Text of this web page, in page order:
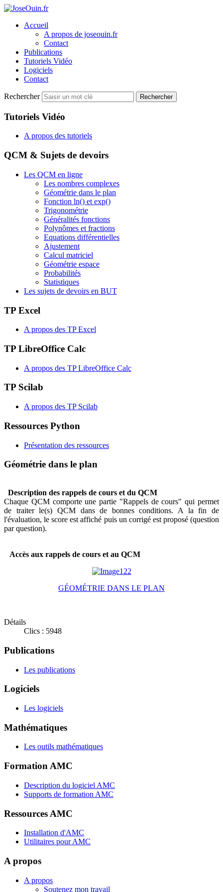
Accueil
A propos de joseouin.fr
Contact
Publications
Tutoriels Vidéo
Logiciels
Contact
Rechercher Rechercher
Tutoriels Vidéo
A propos des tutoriels
QCM & Sujets de devoirs
Les QCM en ligne
Les nombres complexes
Géométrie dans le plan
Fonction ln() et exp()
Trigonométrie
Généralités fonctions
Polynômes et fractions
Equations différentielles
Ajustement
Calcul matriciel
Géométrie espace
Probabilités
Statistiques
Les sujets de devoirs en BUT
TP Excel
A propos des TP Excel
TP LibreOffice Calc
A propos des TP LibreOffice Calc
TP Scilab
A propos des TP Scilab
Ressources Python
Présentation des ressources
Géométrie dans le plan
Description des rappels de cours et du QCM
Chaque QCM comporte une partie "Rappels de cours" qui permet
de traiter le(s) QCM dans de bonnes conditions. A la fin de
l'évaluation, le score est affiché puis un corrigé est proposé (question
par question).
Accès aux rappels de cours et au QCM
GÉOMÉTRIE DANS LE PLAN
Détails
Clics : 5948
Publications
Les publications
Logiciels
Les logiciels
Mathématiques
Les outils mathématiques
Formation AMC
Description du logiciel AMC
Supports de formation AMC
Ressources AMC
Installation d'AMC
Utilitaires pour AMC
A propos
A propos
Soutenez mon travail